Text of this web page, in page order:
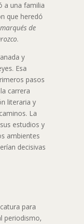
a una familia
que heredó
de
.
y
Esa
pasos
carrera
literaria y
La
estudios y
ambientes
decisivas
para
periodismo,